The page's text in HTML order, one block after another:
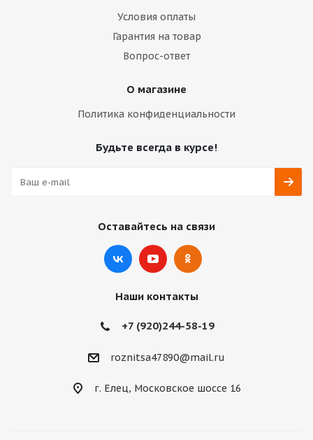
Условия оплаты
Гарантия на товар
Вопрос-ответ
О магазине
Политика конфиденциальности
Будьте всегда в курсе!
Оставайтесь на связи
Наши контакты
+7 (920)244-58-19
roznitsa47890@mail.ru
г. Елец, Московское шоссе 16